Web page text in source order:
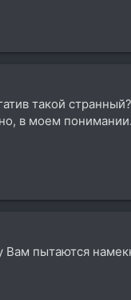
такой
в моем
Вам пытаются